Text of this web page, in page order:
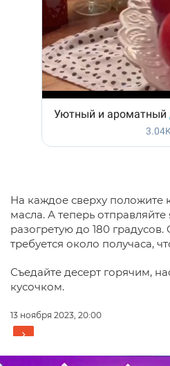
На каждое сверху положите
масла. А теперь
разогретую до 180
требуется около получаса,
Съедайте десерт горячим,
кусочком.
13 ноября 2023, 20:00